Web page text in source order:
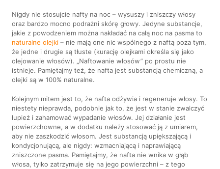
Nigdy nie stosujcie nafty na noc – wysuszy i zniszczy włosy
oraz bardzo mocno podrażni skórę głowy. Jedyne substancje,
jakie z powodzeniem można nakładać na całą noc na pasma to
naturalne olejki – nie mają one nic wspólnego z naftą poza tym,
że jedne i drugie są tłuste (kurację olejkami określa się jako
olejowanie włosów). „Naftowanie włosów” po prostu nie
istnieje. Pamiętajmy też, że nafta jest substancją chemiczną, a
olejki są w 100% naturalne.
Kolejnym mitem jest to, że nafta odżywia i regeneruje włosy. To
niestety nieprawda, podobnie jak to, że jest w stanie zwalczyć
łupież i zahamować wypadanie włosów. Jej działanie jest
powierzchowne, a w dodatku należy stosować ją z umiarem,
aby nie zaszkodzić włosom. Jest substancją upiększającą i
kondycjonującą, ale nigdy: wzmacniającą i naprawiającą
zniszczone pasma. Pamiętajmy, że nafta nie wnika w głąb
włosa, tylko zatrzymuje się na jego powierzchni – z tego